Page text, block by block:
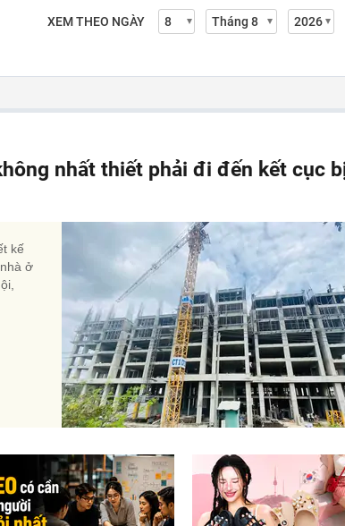
XEM THEO NGÀY
nhất thiết phải đi đến kết cục
kế
ở